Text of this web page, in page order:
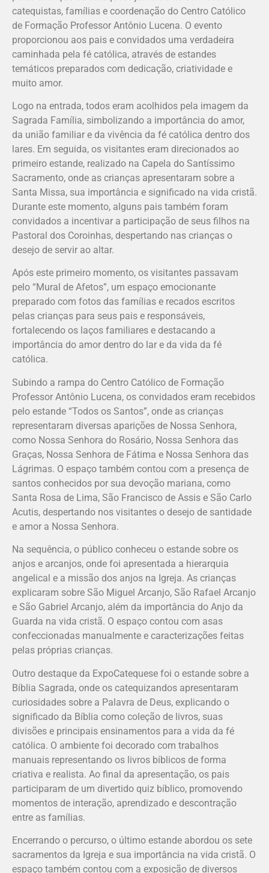
catequistas, famílias e coordenação do Centro Católico
de Formação Professor Antônio Lucena. O evento
proporcionou aos pais e convidados uma verdadeira
caminhada pela fé católica, através de estandes
temáticos preparados com dedicação, criatividade e
muito amor.
Logo na entrada, todos eram acolhidos pela imagem da
Sagrada Família, simbolizando a importância do amor,
da união familiar e da vivência da fé católica dentro dos
lares. Em seguida, os visitantes eram direcionados ao
primeiro estande, realizado na Capela do Santíssimo
Sacramento, onde as crianças apresentaram sobre a
Santa Missa, sua importância e significado na vida cristã.
Durante este momento, alguns pais também foram
convidados a incentivar a participação de seus filhos na
Pastoral dos Coroinhas, despertando nas crianças o
desejo de servir ao altar.
Após este primeiro momento, os visitantes passavam
pelo “Mural de Afetos”, um espaço emocionante
preparado com fotos das famílias e recados escritos
pelas crianças para seus pais e responsáveis,
fortalecendo os laços familiares e destacando a
importância do amor dentro do lar e da vida da fé
católica.
Subindo a rampa do Centro Católico de Formação
Professor Antônio Lucena, os convidados eram recebidos
pelo estande “Todos os Santos”, onde as crianças
representaram diversas aparições de Nossa Senhora,
como Nossa Senhora do Rosário, Nossa Senhora das
Graças, Nossa Senhora de Fátima e Nossa Senhora das
Lágrimas. O espaço também contou com a presença de
santos conhecidos por sua devoção mariana, como
Santa Rosa de Lima, São Francisco de Assis e São Carlo
Acutis, despertando nos visitantes o desejo de santidade
e amor a Nossa Senhora.
Na sequência, o público conheceu o estande sobre os
anjos e arcanjos, onde foi apresentada a hierarquia
angelical e a missão dos anjos na Igreja. As crianças
explicaram sobre São Miguel Arcanjo, São Rafael Arcanjo
e São Gabriel Arcanjo, além da importância do Anjo da
Guarda na vida cristã. O espaço contou com asas
confeccionadas manualmente e caracterizações feitas
pelas próprias crianças.
Outro destaque da ExpoCatequese foi o estande sobre a
Bíblia Sagrada, onde os catequizandos apresentaram
curiosidades sobre a Palavra de Deus, explicando o
significado da Bíblia como coleção de livros, suas
divisões e principais ensinamentos para a vida da fé
católica. O ambiente foi decorado com trabalhos
manuais representando os livros bíblicos de forma
criativa e realista. Ao final da apresentação, os pais
participaram de um divertido quiz bíblico, promovendo
momentos de interação, aprendizado e descontração
entre as famílias.
Encerrando o percurso, o último estande abordou os sete
sacramentos da Igreja e sua importância na vida cristã. O
espaço também contou com a exposição de diversos